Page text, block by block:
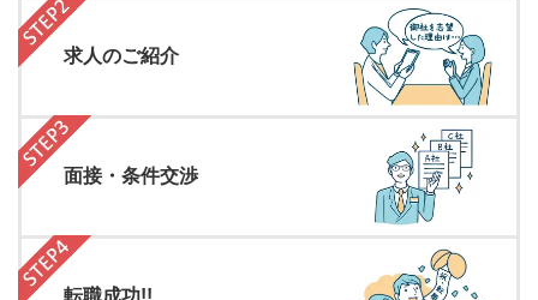
求人のご紹介
面接・条件交渉